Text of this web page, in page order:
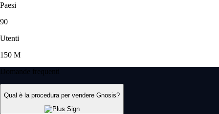
Paesi
90
Utenti
150 M
Domande frequenti
Qual è la procedura per vendere Gnosis?